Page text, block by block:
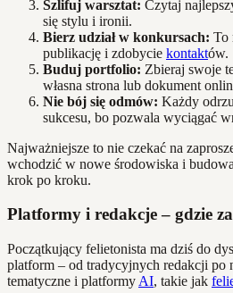
Szlifuj warsztat: Czytaj
się stylu i ironii.
Bierz udział w konkursach: To
publikację i zdobycie kontaktów.
Buduj portfolio: Zbieraj swoje
własna strona lub dokument
Nie bój się odmów: Każdy
sukcesu, bo pozwala wyciągać
Najważniejsze to nie czekać na
wchodzić w nowe środowiska i
krok po kroku.
Platformy i redakcje – gdzie
Początkujący felietonista ma dziś do
platform – od tradycyjnych redakcji po
tematyczne i platformy AI, takie jak